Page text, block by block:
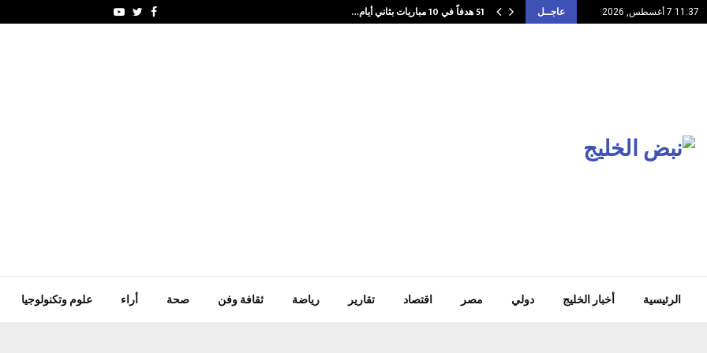
11:37 7 أغسطس, 2026 عاجــل 51 هدفاً في 10 مباريات بثاني أيام… Facebook
Twitter
Youtube
الرئيسية أخبار الخليج دولي مصر اقتصاد تقارير رياضة ثقافة وفن صحة أراء علوم وتكنولوجيا